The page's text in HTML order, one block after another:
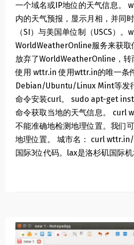
一个域名或IP地位的天气信息。
内的天气预报，显示月相，并同
（SI）与美国单位制（USCS）
WorldWeatherOnline服务来获取
放弃了WorldWeatherOnline，转
使用 wttr.in 使用wttr.in的唯一条
Debian/Ubuntu/Linux Mint等发
命令安装curl。 sudo apt-get
命令获取当地的天气信息。 curl
不能准确地检测地理位置。我们
地理位置。 城市名： curl
国际3位代码。lax是洛杉矶国际